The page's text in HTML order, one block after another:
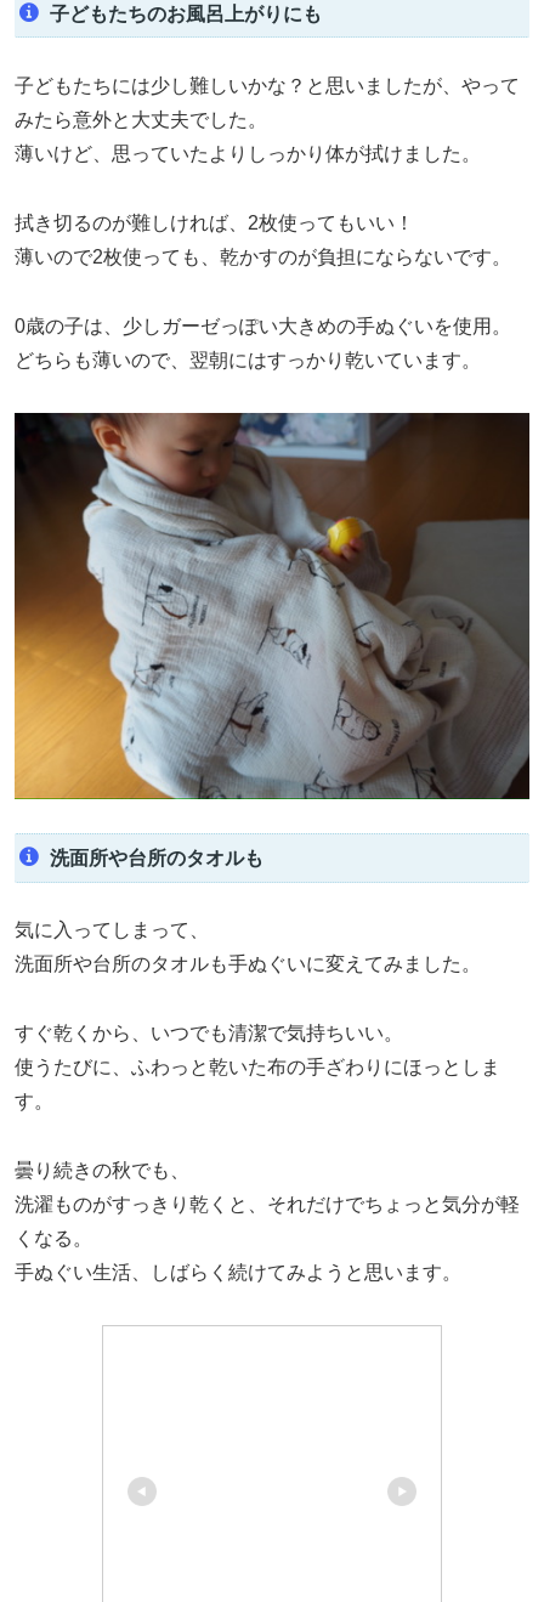
子どもたちのお風呂上がりにも
子どもたちには少し難しいかな？と思いましたが、やって
みたら意外と大丈夫でした。
薄いけど、思っていたよりしっかり体が拭けました。
拭き切るのが難しければ、2枚使ってもいい！
薄いので2枚使っても、乾かすのが負担にならないです。
0歳の子は、少しガーゼっぽい大きめの手ぬぐいを使用。
どちらも薄いので、翌朝にはすっかり乾いています。
洗面所や台所のタオルも
気に入ってしまって、
洗面所や台所のタオルも手ぬぐいに変えてみました。
すぐ乾くから、いつでも清潔で気持ちいい。
使うたびに、ふわっと乾いた布の手ざわりにほっとしま
す。
曇り続きの秋でも、
洗濯ものがすっきり乾くと、それだけでちょっと気分が軽
くなる。
手ぬぐい生活、しばらく続けてみようと思います。